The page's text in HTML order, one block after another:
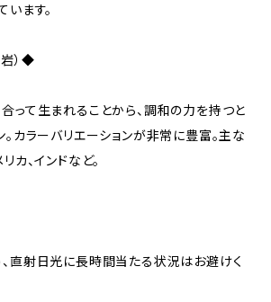
ます。
）◆
って生まれることから、調和の力を持つと
。カラーバリエーションが非常に豊富。主な
カ、インドなど。
直射日光に長時間当たる状況はお避けく